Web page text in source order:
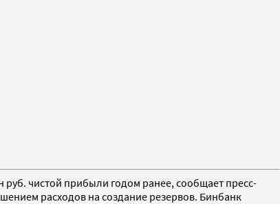
руб. чистой прибыли годом ранее, сообщает пресс-
расходов на создание резервов. Бинбанк